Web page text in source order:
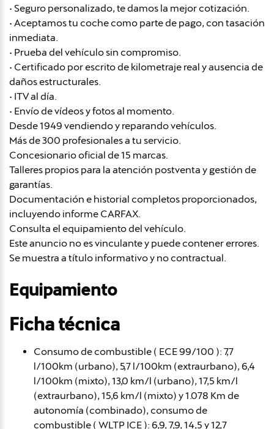
• Seguro personalizado, te damos la mejor cotización.
• Aceptamos tu coche como parte de pago, con tasación
inmediata.
• Prueba del vehículo sin compromiso.
• Certificado por escrito de kilometraje real y ausencia de
daños estructurales.
• ITV al día.
• Envío de vídeos y fotos al momento.
Desde 1949 vendiendo y reparando vehículos.
Más de 300 profesionales a tu servicio.
Concesionario oficial de 15 marcas.
Talleres propios para la atención postventa y gestión de
garantías.
Documentación e historial completos proporcionados,
incluyendo informe CARFAX.
Consulta el equipamiento del vehículo.
Este anuncio no es vinculante y puede contener errores.
Se muestra a título informativo y no contractual.
Equipamiento
Ficha técnica
Consumo de combustible ( ECE 99/100 ): 7,7
l/100km (urbano), 5,7 l/100km (extraurbano), 6,4
l/100km (mixto), 13,0 km/l (urbano), 17,5 km/l
(extraurbano), 15,6 km/l (mixto) y 1.078 Km de
autonomía (combinado), consumo de
combustible ( WLTP ICE ): 6,9, 7,9, 14,5 y 12,7